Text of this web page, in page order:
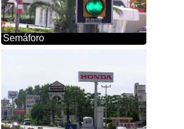
Semáforo